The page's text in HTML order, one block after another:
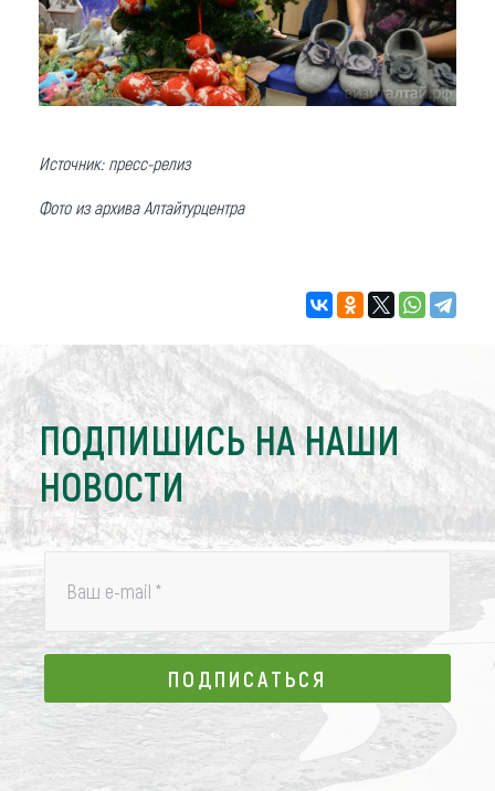
Источник: пресс-релиз
Фото из архива Алтайтурцентра
ПОДПИШИСЬ НА НАШИ
НОВОСТИ
Ваш e-mail *
ПОДПИСАТЬСЯ
ПОДПИСАТЬСЯ